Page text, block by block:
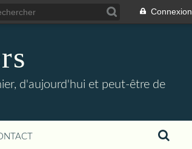
Connexion
d'aujourd'hui et peut-être de